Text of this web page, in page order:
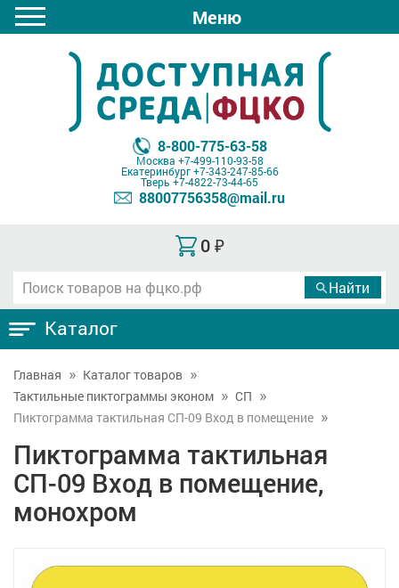
Меню
8-800-775-63-58
Москва +7-499-110-93-58
Екатеринбург+7-343-247-85-66
Тверь +7-4822-73-44-65
88007756358@mail.ru
0 ₽
Каталог
Главная
Каталог товаров
Тактильные пиктограммы эконом
СП
Пиктограмма тактильная СП-09 Вход в помещение
Пиктограмма тактильная
СП-09 Вход в помещение,
монохром